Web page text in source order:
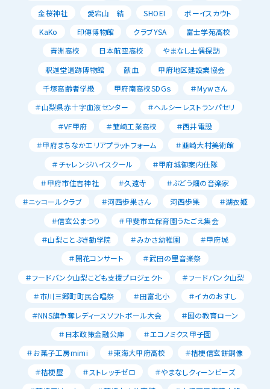
金桜神社
愛宕山 結 SHOEI
ボーイスカウト
KaKo
印傳博物館 クラブYSA
富士学苑高校
青洲高校
日本航空高校
やまなし土偶探訪
釈迦堂遺跡博物館
献血
甲府地区建設業協会
千塚高齢者学級
甲府南高校SDGｓ
＃Mｙwさん
＃山梨県赤十字血液センター
＃ヘルシーレストランパセリ
＃VF甲府
＃韮崎工業高校
＃西井電設
＃甲府まちなかエリアプラットフォーム
＃韮崎大村美術館
＃チャレンジハイスクール
＃甲府城御案内仕隊
＃甲府市住吉神社
＃久遠寺
＃ぶどう畑の音楽家
＃ニッコールクラブ
＃河西歩果さん 河西歩果
＃湖衣姫
＃信玄公まつり
＃甲斐市立保育園うたごえ集会
＃山梨ことぶき勧学院
＃みかさ幼稚園
＃甲府城
＃開花コンサート
＃武田の里音楽祭
＃フードバンク山梨こども支援プロジェクト
＃フードバンク山梨
＃市川三郷町町民合唱祭
＃田富北小
＃イカのおすし
＃NNS旗争奪レディースソフトボール大会
＃国の教育ローン
＃日本政策金融公庫
＃エコノミクス甲子園
＃お菓子工房mimi
＃東海大甲府高校
＃桔梗信玄餅銅像
＃桔梗屋
＃ストレッチゼロ
＃やまなしクィーンビーズ